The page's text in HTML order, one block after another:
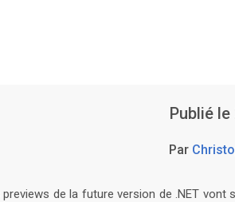
Publié
Par
de la future version de .NET vont